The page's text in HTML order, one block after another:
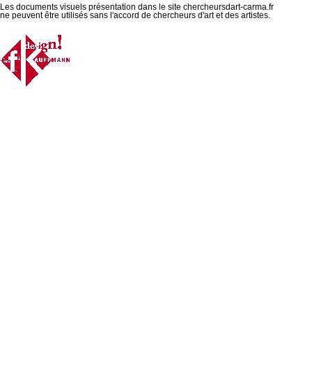
Les documents visuels présentation dans le site chercheursdart-carma.fr
ne peuvent être utilisés sans l'accord de chercheurs d'art et des artistes.